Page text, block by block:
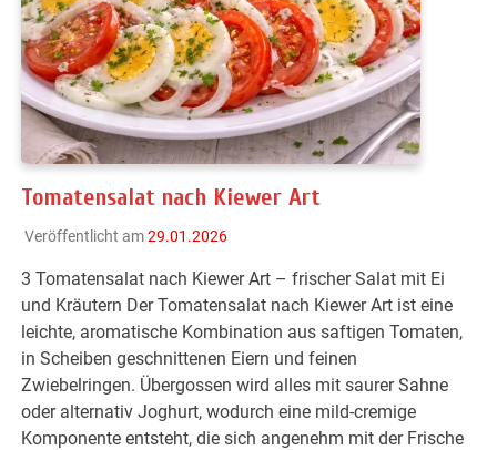
Tomatensalat nach Kiewer Art
Veröffentlicht am29.01.2026
3 Tomatensalat nach Kiewer Art – frischer Salat mit Ei
und Kräutern Der Tomatensalat nach Kiewer Art ist eine
leichte, aromatische Kombination aus saftigen Tomaten,
in Scheiben geschnittenen Eiern und feinen
Zwiebelringen. Übergossen wird alles mit saurer Sahne
oder alternativ Joghurt, wodurch eine mild-cremige
Komponente entsteht, die sich angenehm mit der Frische